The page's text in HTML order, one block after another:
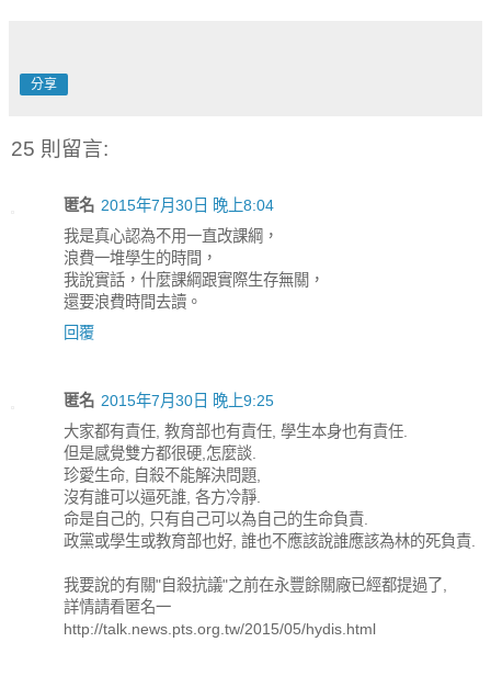
分享
25 則留言:
匿名 2015年7月30日 晚上8:04
我是真心認為不用一直改課綱，
浪費一堆學生的時間，
我說實話，什麼課綱跟實際生存無關，
還要浪費時間去讀。
回覆
匿名 2015年7月30日 晚上9:25
大家都有責任, 教育部也有責任, 學生本身也有責任.
但是感覺雙方都很硬,怎麼談.
珍愛生命, 自殺不能解決問題,
沒有誰可以逼死誰, 各方冷靜.
命是自己的, 只有自己可以為自己的生命負責.
政黨或學生或教育部也好, 誰也不應該說誰應該為林的死負責.
我要說的有關"自殺抗議"之前在永豐餘關廠已經都提過了,
詳情請看匿名一
http://talk.news.pts.org.tw/2015/05/hydis.html